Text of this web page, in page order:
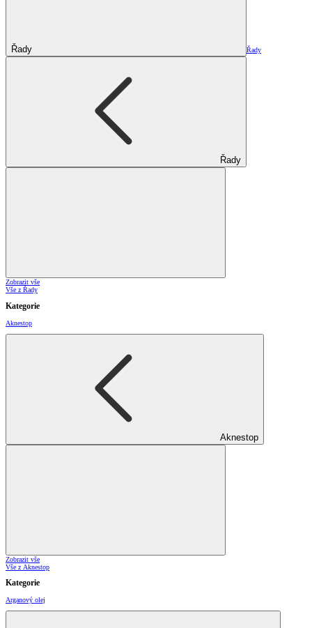
Řady Řady
Řady
Zobrazit vše
Vše z Řady
Kategorie
Aknestop
Aknestop
Zobrazit vše
Vše z Aknestop
Kategorie
Arganový olej